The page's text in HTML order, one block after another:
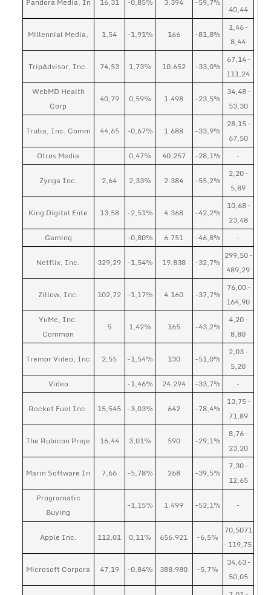
40,44
Millennial Media, 1,54 -1,91% 166 -81,8%
1,46 –
8,44
TripAdvisor, Inc. 74,53 1,73% 10.652 -33,0%
67,14 –
111,24
WebMD Health
Corp
40,79 0,59% 1.498 -23,5%
34,48 –
53,30
Trulia, Inc. Comm 44,65 -0,67% 1.688 -33,9%
28,15 –
67,50
Otros Media
0,47% 40.257 -28,1% –
Zynga Inc. 2,64 2,33% 2.384 -55,2%
2,20 –
5,89
King Digital Ente 13,58 -2,51% 4.368 -42,2%
10,68 –
23,48
Gaming
-0,80% 6.751 -46,8% –
Netflix, Inc. 329,29 -1,54% 19.838 -32,7%
299,50 –
489,29
Zillow, Inc. 102,72 -1,17% 4.160 -37,7%
76,00 –
164,90
YuMe, Inc.
Common
5 1,42% 165 -43,2%
4,20 –
8,80
Tremor Video, Inc 2,55 -1,54% 130 -51,0%
2,03 –
5,20
Video
-1,46% 24.294 -33,7% –
Rocket Fuel Inc. 15,545 -3,03% 642 -78,4%
13,75 –
71,89
The Rubicon Proje 16,44 3,01% 590 -29,1%
8,76 –
23,20
Marin Software In 7,66 -5,78% 268 -39,5%
7,30 –
12,65
Programatic
Buying
-1,15% 1.499 -52,1% –
Apple Inc. 112,01 0,11% 656.921 -6,5%
70,5071
– 119,75
Microsoft Corpora 47,19 -0,84% 388.980 -5,7%
34,63 –
50,05